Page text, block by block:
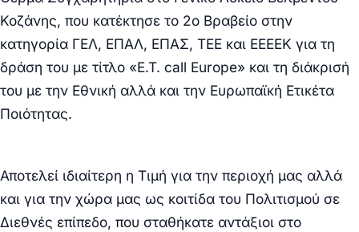
Κοζάνης, που κατέκτησε το 2ο Βραβείο στην
κατηγορία ΓΕΛ, ΕΠΑΛ, ΕΠΑΣ, ΤΕΕ και ΕΕΕΕΚ για τη
δράση του με τίτλο «E.T. call Europe» και τη διάκρισή
του με την Εθνική αλλά και την Ευρωπαϊκή Ετικέτα
Ποιότητας.
Αποτελεί ιδιαίτερη η Τιμή για την περιοχή μας αλλά
και για την χώρα μας ως κοιτίδα του Πολιτισμού σε
Διεθνές επίπεδο, που σταθήκατε αντάξιοι στο